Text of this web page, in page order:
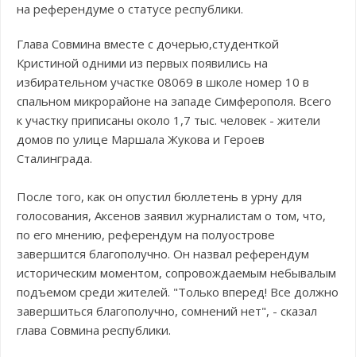
на референдуме о статусе республики.
Глава Совмина вместе с дочерью,студенткой
Кристиной одними из первых появились на
избирательном участке 08069 в школе номер 10 в
спальном микрорайоне на западе Симферополя. Всего
к участку приписаны около 1,7 тыс. человек - жители
домов по улице Маршала Жукова и Героев
Сталинграда.
После того, как он опустил бюллетень в урну для
голосования, Аксенов заявил журналистам о том, что,
по его мнению, референдум на полуострове
завершится благополучно. Он назвал референдум
историческим моментом, сопровождаемым небывалым
подъемом среди жителей. "Только вперед! Все должно
завершиться благополучно, сомнений нет", - сказал
глава Совмина республики.